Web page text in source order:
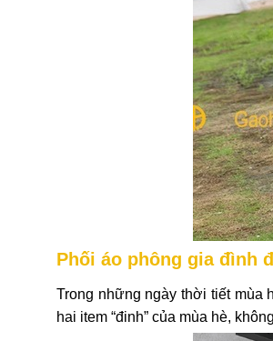
Phối áo phông gia đình
Trong những ngày thời tiết mùa
hai item “đinh” của mùa hè,